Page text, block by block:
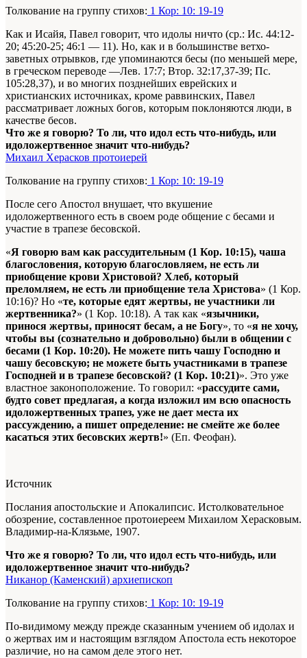
Толкование на группу стихов: 1 Кор: 10: 19-19
Как и Исайя, Павел говорит, что идолы ничто (ср.: Ис. 44:12-
20; 45:20-25; 46:1 — 11). Но, как и в большинстве ветхо-
заветных отрывков, где упоминаются бесы (по меньшей мере,
в греческом переводе —Лев. 17:7; Втор. 32:17,37-39; Пс.
105:28,37), и во многих позднейших еврейских и
христианских источниках, кроме раввинских, Павел
рассматривает ложных богов, которым поклоняются люди, в
качестве бесов.
Что же я говорю? То ли, что идол есть что-нибудь, или
идоложертвенное значит что-нибудь?
Михаил Херасков протоиерей
Толкование на группу стихов: 1 Кор: 10: 19-19
После сего Апостол внушает, что вкушение
идоложертвенного есть в своем роде общение с бесами и
участие в трапезе бесовской.
«Я говорю вам как рассудительным (1 Кор. 10:15), чаша
благословения, которую благословляем, не есть ли
приобщение крови Христовой? Хлеб, который
преломляем, не есть ли приобщение тела Христова» (1 Кор.
10:16)? Но «те, которые едят жертвы, не участники ли
жертвенника?» (1 Кор. 10:18). А так как «язычники,
принося жертвы, приносят бесам, а не Богу», то «я не хочу,
чтобы вы (сознательно и добровольно) были в общении с
бесами (1 Кор. 10:20). Не можете пить чашу Господню и
чашу бесовскую; не можете быть участниками в трапезе
Господней и в трапезе бесовской? (1 Кор. 10:21)». Это уже
властное законоположение. То говорил: «рассудите сами,
будто совет предлагая, а когда изложил им всю опасность
идоложертвенных трапез, уже не дает места их
рассуждению, а пишет определение: не смейте же более
касаться этих бесовских жертв!» (Еп. Феофан).
Источник
Послания апостольские и Апокалипсис. Истолковательное
обозрение, составленное протоиереем Михаилом Херасковым.
Владимир-на-Клязьме, 1907.
Что же я говорю? То ли, что идол есть что-нибудь, или
идоложертвенное значит что-нибудь?
Никанор (Каменский) архиепископ
Толкование на группу стихов: 1 Кор: 10: 19-19
По-видимому между прежде сказанным учением об идолах и
о жертвах им и настоящим взглядом Апостола есть некоторое
различие, но на самом деле этого нет.